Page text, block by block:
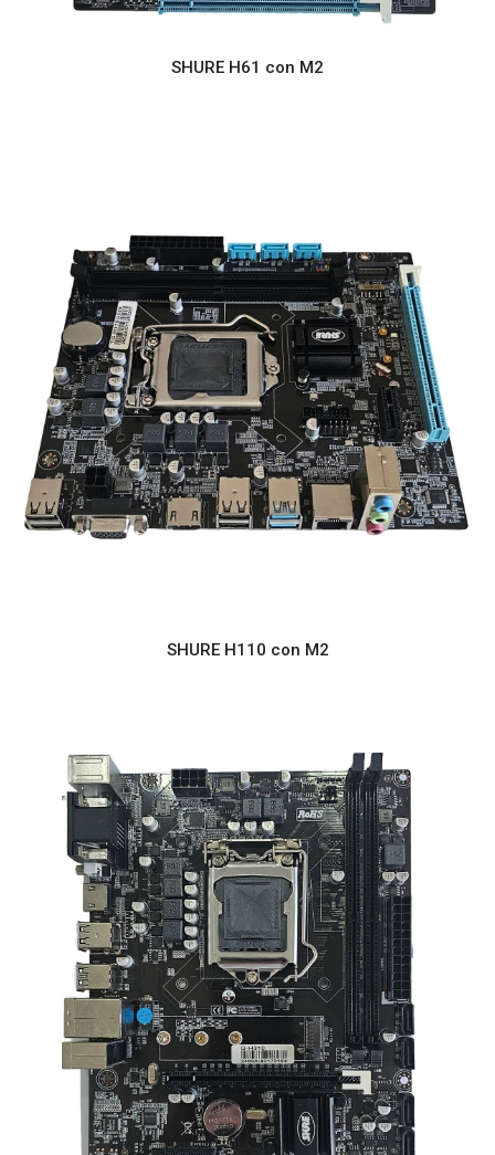
SHURE H61 con M2
SHURE H110 con M2